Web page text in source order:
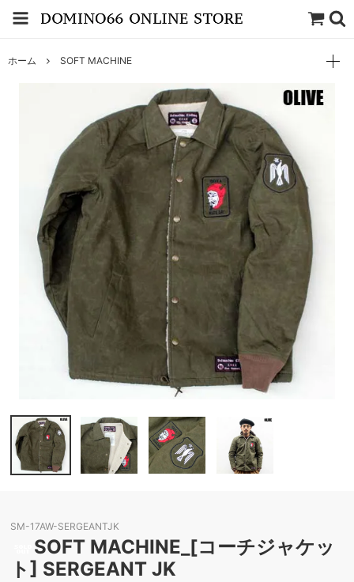
ホーム SOFT MACHINE
SM-17AW-SERGEANTJK
SOFT MACHINE_[コーチジャケッ
ト] SERGEANT JK